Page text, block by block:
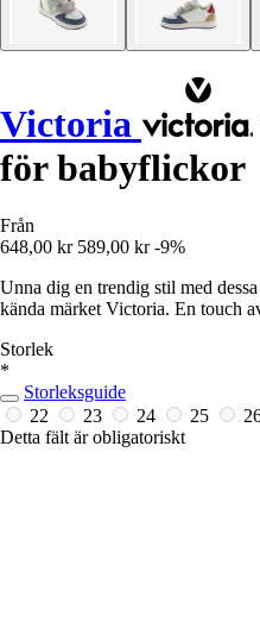
Victoria
för babyflickor
Från
648,00 kr 589,00 kr -9%
Unna dig en trendig stil med
kända märket Victoria. En touch
Storlek
*
Storleksguide
22
23 24 25
Detta fält är obligatoriskt